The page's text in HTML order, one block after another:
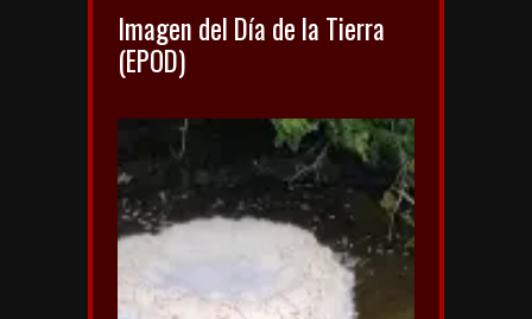
Imagen del Día de la Tierra
(EPOD)